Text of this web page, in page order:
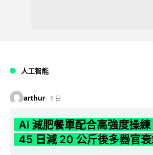
人工智能
arthur 1 日
AI 減肥餐單配合高強度操
45 日減 20 公斤後多器官